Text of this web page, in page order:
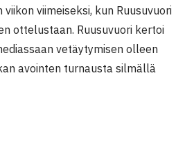
viimeiseksi, kun Ruusuvuori
ottelustaan. Ruusuvuori kertoi
vetäytymisen olleen
avointen turnausta silmällä